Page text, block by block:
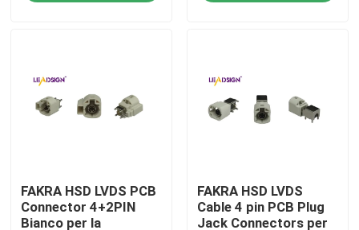
Richiedi un preventivo
Connettore del PWB di FAKRA
FAKRA HSD LVDS PCB
Connector 4+2PIN
Bianco per la
FAKRA HSD LVDS
Cable 4 pin PCB Plug
Jack Connectors per